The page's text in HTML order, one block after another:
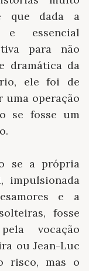
que dada a
e essencial
para não
dramática da
ele foi de
uma operação
se fosse um
se a própria
e a
fosse
vocação
ou Jean-Luc
risco, mas o